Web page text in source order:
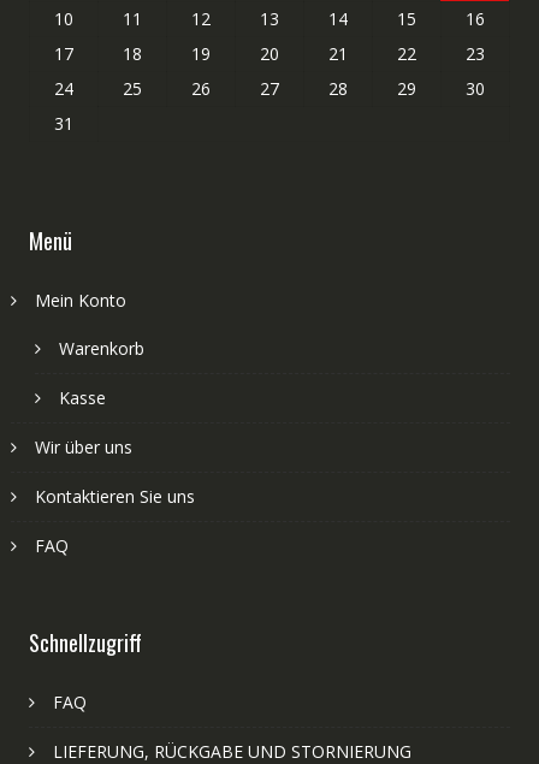
10
11 12 13 14 15
16
17
18 19 20 21 22
23
24
25 26 27 28 29
30
31
Menü
Mein Konto
Warenkorb
Kasse
Wir über uns
Kontaktieren Sie uns
FAQ
Schnellzugriff
FAQ
LIEFERUNG, RÜCKGABE UND STORNIERUNG